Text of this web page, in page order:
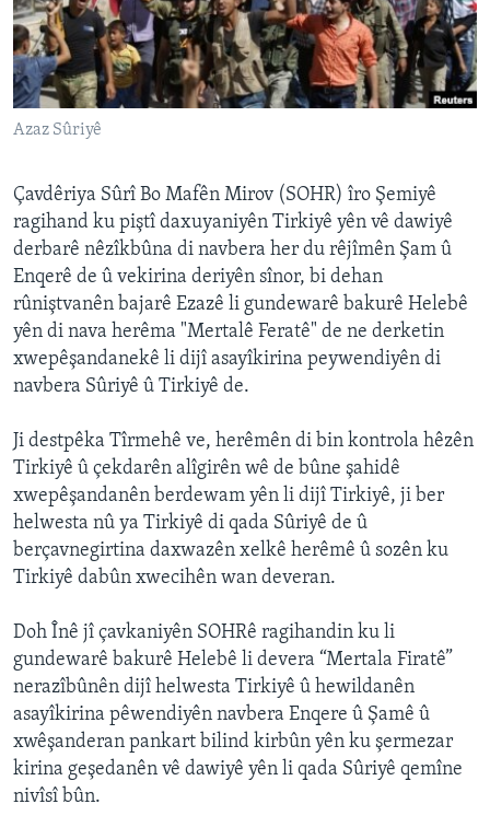
ÇAND Û HUNER
SERNIVÎS
SORANÎ
FOLLOW US
Zimanên Din
Azaz Sûriyê
Çavdêriya Sûrî Bo Mafên Mirov (SOHR) îro Şemiyê
ragihand ku piştî daxuyaniyên Tirkiyê yên vê dawiyê
derbarê nêzîkbûna di navbera her du rêjîmên Şam û
Enqerê de û vekirina deriyên sînor, bi dehan
rûniştvanên bajarê Ezazê li gundewarê bakurê Helebê
yên di nava herêma "Mertalê Feratê" de ne derketin
xwepêşandanekê li dijî asayîkirina peywendiyên di
navbera Sûriyê û Tirkiyê de.
Ji destpêka Tîrmehê ve, herêmên di bin kontrola hêzên
Tirkiyê û çekdarên alîgirên wê de bûne şahidê
xwepêşandanên berdewam yên li dijî Tirkiyê, ji ber
helwesta nû ya Tirkiyê di qada Sûriyê de û
berçavnegirtina daxwazên xelkê herêmê û sozên ku
Tirkiyê dabûn xwecihên wan deveran.
Doh Înê jî çavkaniyên SOHRê ragihandin ku li
gundewarê bakurê Helebê li devera “Mertala Firatê”
nerazîbûnên dijî helwesta Tirkiyê û hewildanên
asayîkirina pêwendiyên navbera Enqere û Şamê û
xwêşanderan pankart bilind kirbûn yên ku şermezar
kirina geşedanên vê dawiyê yên li qada Sûriyê qemîne
nivîsî bûn.